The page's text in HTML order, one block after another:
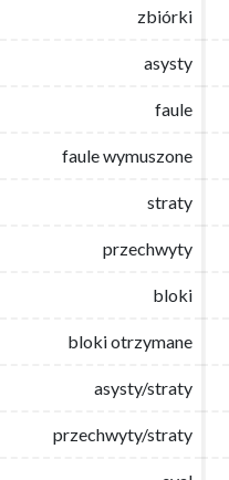
zbiórki
asysty
faule
faule wymuszone
straty
przechwyty
bloki
bloki otrzymane
asysty/straty
przechwyty/straty
zbiórki
asysty
faule
faule wymuszone
straty
przechwyty
bloki
bloki otrzymane
asysty/straty
przechwyty/straty